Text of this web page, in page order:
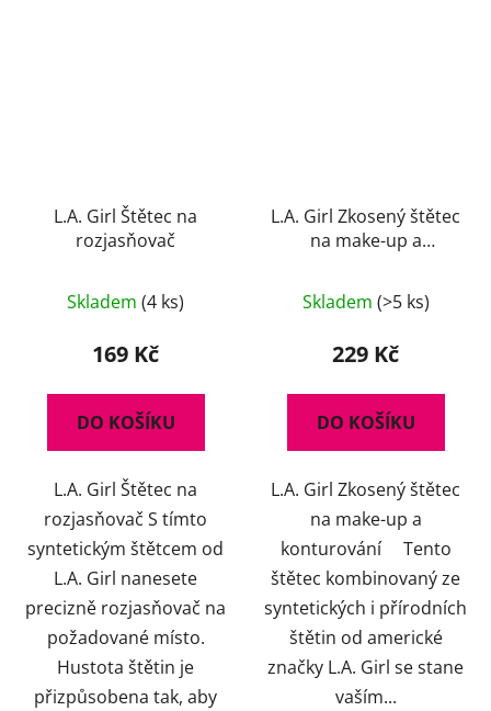
L.A. Girl Štětec na
rozjasňovač
Skladem (4 ks)
169 Kč
DO KOŠÍKU
L.A. Girl Štětec na
rozjasňovač S tímto
syntetickým štětcem od
L.A. Girl nanesete
precizně rozjasňovač na
požadované místo.
Hustota štětin je
přizpůsobena tak, aby
L.A. Girl Zkosený štětec
na make-up a
Skladem (>5 ks)
229 Kč
DO KOŠÍKU
L.A. Girl Zkosený štětec
na make-up a
konturování Tento
štětec kombinovaný ze
syntetických i přírodních
štětin od americké
značky L.A. Girl se stane
vaším...